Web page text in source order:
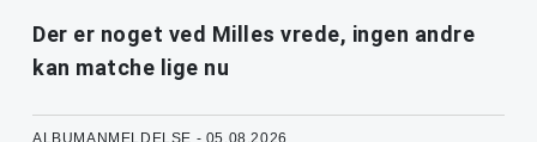
Der er noget ved Milles vrede, ingen andre
kan matche lige nu
ALBUMANMELDELSE - 05.08.2026